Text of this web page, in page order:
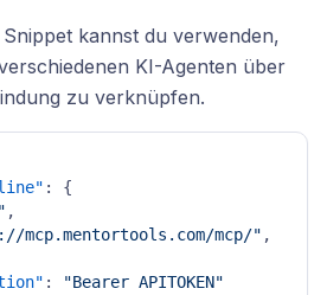
kannst du verwenden,
KI-Agenten über
zu verknüpfen.
:
{
,
mcp.mentortools.com/mcp/" ,
:
"Bearer APITOKEN"